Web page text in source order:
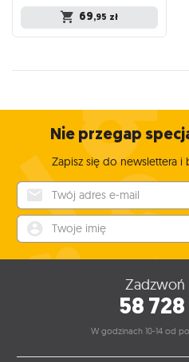
69,95 zł
Nie przegap
Zapisz się do newslettera i
Zadzwoń
58 728
W godzinach 10-14 od